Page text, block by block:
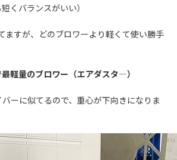
くバランスがいい）
ますが、どのブロワーより軽くて使い勝手
軽量のブロワー（エアダスタ―）
ーに似てるので、重心が下向きになりま